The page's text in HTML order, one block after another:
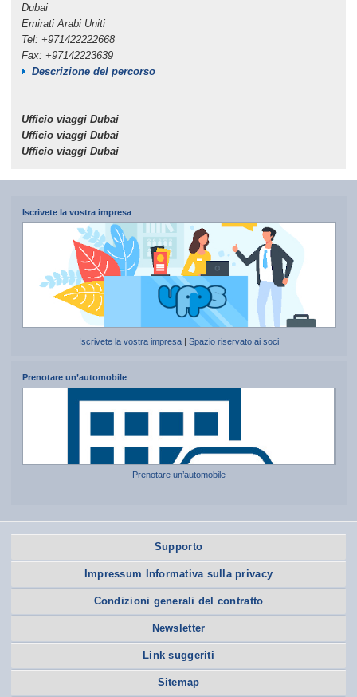
Dubai
Emirati Arabi Uniti
Tel: +971422222668
Fax: +97142223639
Descrizione del percorso
Ufficio viaggi Dubai
Ufficio viaggi Dubai
Ufficio viaggi Dubai
Iscrivete la vostra impresa
Iscrivete la vostra impresa |Spazio riservato ai soci
Prenotare un’automobile
Prenotare un’automobile
Supporto
Impressum Informativa sulla privacy
Condizioni generali del contratto
Newsletter
Link suggeriti
Sitemap